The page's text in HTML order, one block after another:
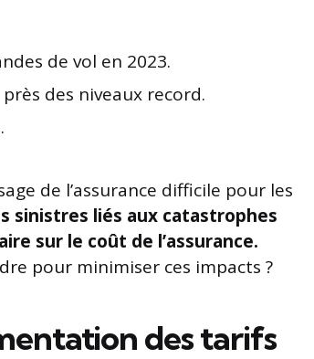
de vol en 2023.
des niveaux record.
de l’assurance difficile pour les
sinistres liés aux catastrophes
sur le coût de l’assurance.
pour minimiser ces impacts ?
des tarifs